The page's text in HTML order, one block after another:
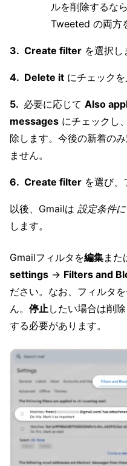
ルを削除するなら
Tweeted の両方
Create filter を選択し
Delete it にチェックを
必要に応じて Also
messages にチェックし
除します。今後の新着の
ません。
Create filter を選び、
以後、Gmailは 設定条件
します。
Gmailフィルタを編集また
settings → Filters and
ださい。なお、フィルタ
ん。 停止したい場合は削
する必要があります。